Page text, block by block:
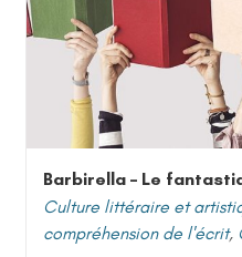
Barbirella – Le
Culture littéraire et
compréhension de l'écrit,